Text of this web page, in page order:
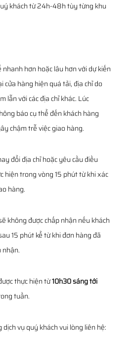
khách từ 24h-48h tùy từng khu
hơn hoặc lâu hơn với dự kiến
cửa hàng hiện quá tải, địa chỉ do
lẫn với các địa chỉ khác. Lúc
báo cụ thể đến khách hàng
chậm trễ việc giao hàng.
đổi địa chỉ hoặc yêu cầu điều
hiện trong vòng 15 phút từ khi xác
hàng.
không được chấp nhận nếu khách
15 phút kể từ khi đơn hàng đã
nhận.
thực hiện từ10h30 sáng tới
tuần.
vụ quý khách vui lòng liên hệ: